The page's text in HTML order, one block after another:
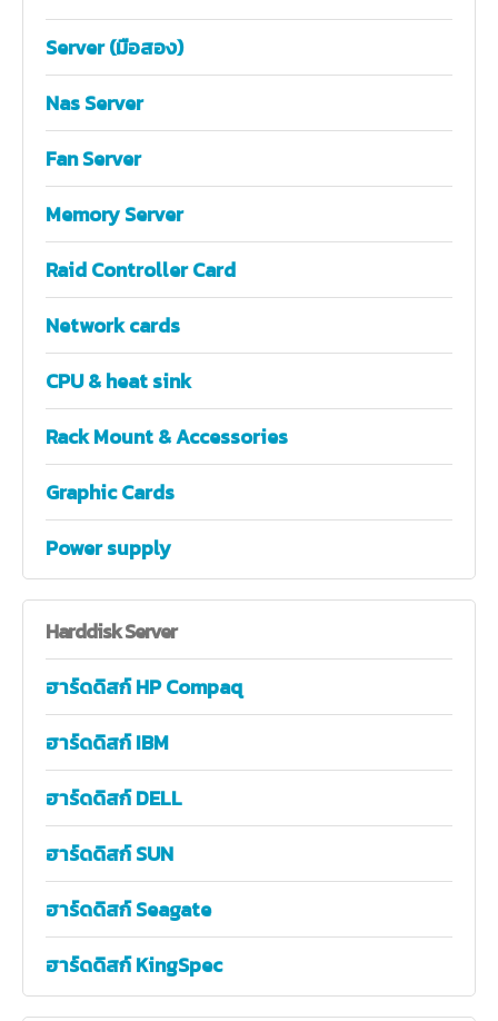
Server (มือสอง)
Nas Server
Fan Server
Memory Server
Raid Controller Card
Network cards
CPU & heat sink
Rack Mount & Accessories
Graphic Cards
Power supply
HarddiskServer
ฮาร์ดดิสก์ HP Compaq
ฮาร์ดดิสก์ IBM
ฮาร์ดดิสก์ DELL
ฮาร์ดดิสก์ SUN
ฮาร์ดดิสก์ Seagate
ฮาร์ดดิสก์ KingSpec